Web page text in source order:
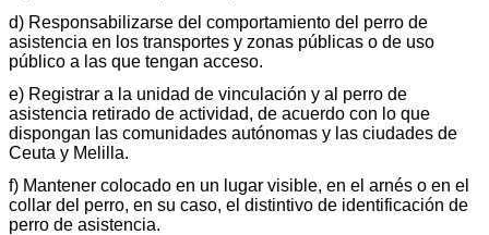
d) Responsabilizarse del comportamiento del perro de
asistencia en los transportes y zonas públicas o de uso
público a las que tengan acceso.
e) Registrar a la unidad de vinculación y al perro de
asistencia retirado de actividad, de acuerdo con lo que
dispongan las comunidades autónomas y las ciudades de
Ceuta y Melilla.
f) Mantener colocado en un lugar visible, en el arnés o en el
collar del perro, en su caso, el distintivo de identificación de
perro de asistencia.